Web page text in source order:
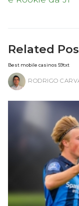
Related
Best mobile casinos 59txt
RODRIGO